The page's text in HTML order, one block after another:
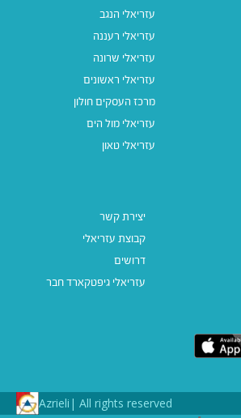
עזריאלי הנגב
עזריאלי רעננה
עזריאלי שרונה
עזריאלי ראשונים
מרכז העסקים חולון
עזריאלי מול הים
עזריאלי טאון
יצירת קשר
קבוצת עזריאלי
דרושים
עזריאלי גיפטקארד חבר‎
All rights reserved |
Azrieli